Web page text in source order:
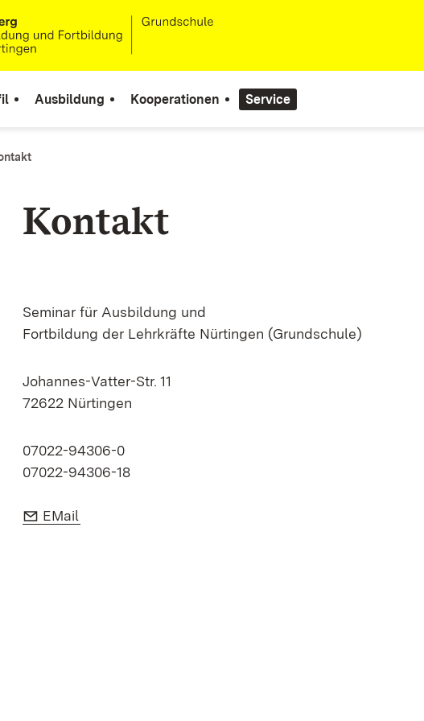
Ausbildung Kooperationen Service
Kontakt
Seminar für Ausbildung und
Fortbildung der Lehrkräfte Nürtingen (Grundschule)
Johannes-Vatter-Str. 11
72622 Nürtingen
07022-94306-0
07022-94306-18
E-Mail:
EMail